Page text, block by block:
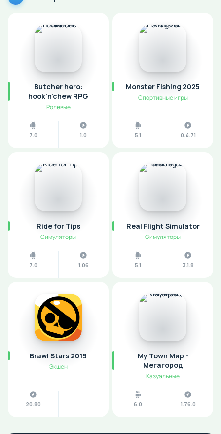
Butcher hero:
hook'n'chew RPG
Ролевые
7.0 1.0
Monster Fishing 2025
Спортивные игры
5.1 0.4.71
Ride for Tips
Симуляторы
7.0 1.06
Real Flight Simulator
Симуляторы
5.1 3.1.8
Brawl Stars 2019
Экшен
20.80
My Town Мир -
Mегагород
Казуальные
6.0 1.76.0